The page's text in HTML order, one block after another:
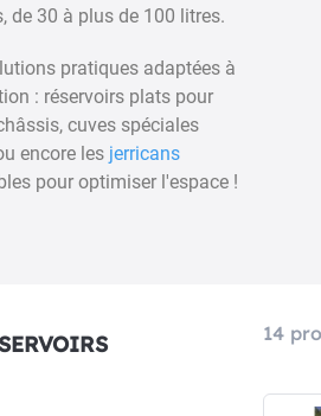
de 30 à plus de 100 litres.
pratiques adaptées à
: réservoirs plats pour
cuves spéciales
encore les jerricans
pour optimiser l'espace !
RÉSERVOIR EAUX USEES
TANK 23W - FIAMMA
Réf : 006884001
46,99 €
Ajouter au panier
14